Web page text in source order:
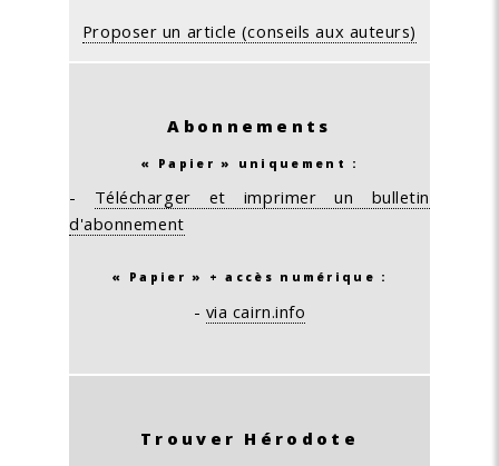
Proposer un article (conseils aux auteurs)
Abonnements
« Papier » uniquement :
- Télécharger et imprimer un bulletin
d'abonnement
« Papier » + accès numérique :
- via cairn.info
Trouver Hérodote